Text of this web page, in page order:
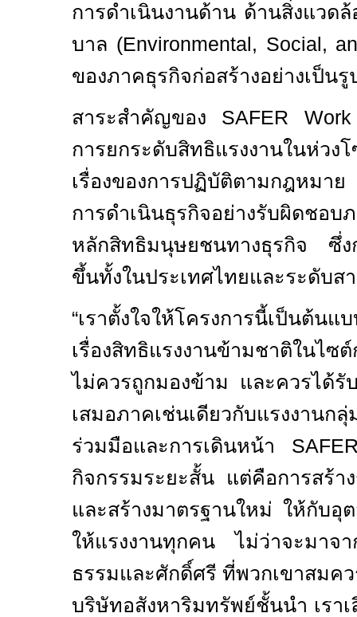
การดำเนินงานด้าน ด้านสิ่งแวด
บาล (Environmental, Social,
ของภาคธุรกิจก่อสร้างอย่างเป็นรู
สาระสำคัญของ SAFER
การยกระดับสิทธิแรงงานในห่วง
เรื่องของการปฏิบัติตามกฎหม
การดำเนินธุรกิจอย่างรับผิดชอ
หลักสิทธิมนุษยชนทางธุรกิจ ซึ่ง
ขึ้นทั้งในประเทศไทยและระดับส
“เราตั้งใจให้โครงการนี้เป็นต้น
เรื่องสิทธิแรงงานข้ามชาติในไซ
ไม่ควรถูกมองข้าม และควรได้รั
เสมอภาคเช่นเดียวกับแรงงาน
ร่วมมือและการเดินหน้า
กิจกรรมระยะสั้น แต่คือการสร้า
และสร้างมาตรฐานใหม่ ให้กับอุ
ให้แรงงานทุกคน ไม่ว่าจะมาจ
ธรรมและศักดิ์ศรี ที่พวกเขาสมค
บริษัทอสังหาริมทรัพย์ชั้นนำ เราเ